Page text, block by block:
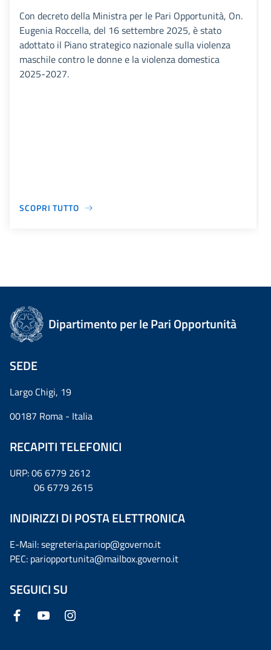
Con decreto della Ministra per le Pari Opportunità, On.
Eugenia Roccella, del 16 settembre 2025, è stato
adottato il Piano strategico nazionale sulla violenza
maschile contro le donne e la violenza domestica
2025-2027.
SCOPRI TUTTO
Dipartimento per le Pari Opportunità
SEDE
Largo Chigi, 19
00187 Roma - Italia
RECAPITI TELEFONICI
URP: 06 6779 2612
06 6779 2615
INDIRIZZI DI POSTA ELETTRONICA
E-Mail: segreteria.pariop@governo.it
PEC: pariopportunita@mailbox.governo.it
SEGUICI SU